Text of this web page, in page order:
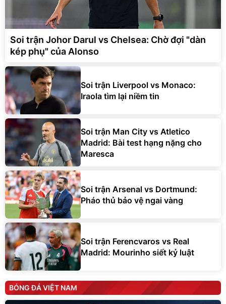
Soi trận Johor Darul vs Chelsea: Chờ đợi "dàn
kép phụ" của Alonso
Soi trận Liverpool vs Monaco:
Iraola tìm lại niềm tin
Soi trận Man City vs Atletico
Madrid: Bài test hạng nặng cho
Maresca
Soi trận Arsenal vs Dortmund:
Pháo thủ bảo vệ ngai vàng
Soi trận Ferencvaros vs Real
Madrid: Mourinho siết kỷ luật
BÓNG ĐÁ VIỆT NAM